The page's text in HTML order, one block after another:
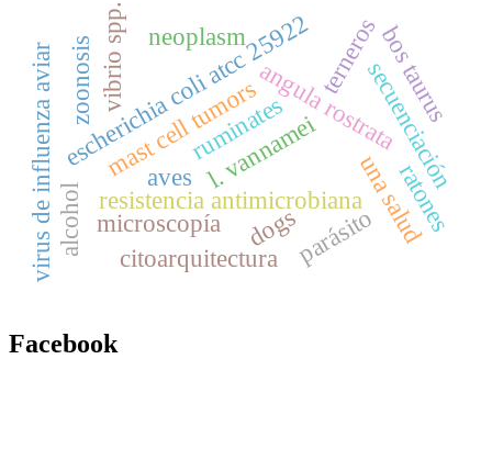
angula rostrata
escherichia coli atcc 25922
l. vannamei
resistencia antimicrobiana
vibrio spp. secuenciación
virus de influenza aviar una salud
aves
mast cell tumors
neoplasm
dogs
zoonosis bos taurus
alcohol
citoarquitectura
ratones
terneros
ruminates
parásito
microscopía
Facebook